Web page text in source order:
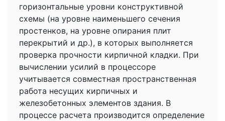
горизонтальные уровни конструктивной
схемы (на уровне наименьшего сечения
простенков, на уровне опирания плит
перекрытий и др.), в которых выполняется
проверка прочности кирпичной кладки. При
вычислении усилий в процессоре
учитывается совместная пространственная
работа несущих кирпичных и
железобетонных элементов здания. В
процессе расчета производится определение